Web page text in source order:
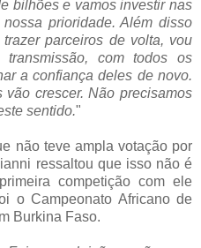
bilhões e vamos investir nas
prioridade. Além disso
parceiros de volta, vou
com todos os
a confiança deles de novo.
crescer. Não precisamos
sentido."
não teve ampla votação por
ressaltou que isso não é
competição com ele
o Campeonato Africano de
Burkina Faso.